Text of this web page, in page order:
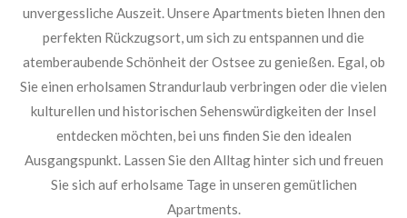
unvergessliche Auszeit. Unsere Apartments bieten Ihnen den
perfekten Rückzugsort, um sich zu entspannen und die
atemberaubende Schönheit der Ostsee zu genießen. Egal, ob
Sie einen erholsamen Strandurlaub verbringen oder die vielen
kulturellen und historischen Sehenswürdigkeiten der Insel
entdecken möchten, bei uns finden Sie den idealen
Ausgangspunkt. Lassen Sie den Alltag hinter sich und freuen
Sie sich auf erholsame Tage in unseren gemütlichen
Apartments.